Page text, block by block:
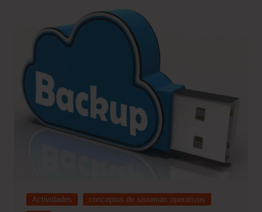
Actividades
conceptos de sistemas operativos